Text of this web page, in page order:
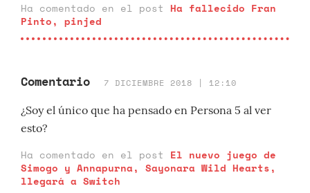
Ha comentado en el post Ha fallecido Fran
Pinto, pinjed
Comentario 7 DICIEMBRE 2018 | 12:10
¿Soy el único que ha pensado en Persona 5 al ver
esto?
Ha comentado en el post El nuevo juego de
Simogo y Annapurna, Sayonara Wild Hearts,
llegará a Switch